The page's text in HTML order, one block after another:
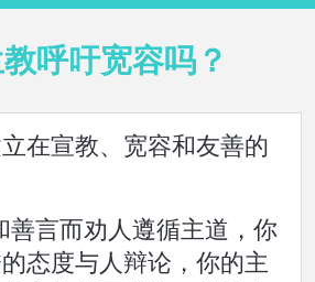
呼吁宽容吗？
在宣教、宽容和友善的
善言而劝人遵循主道，你
态度与人辩论，你的主